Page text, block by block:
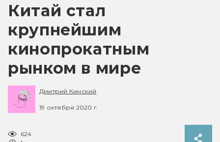
Китай стал
крупнейшим
кинопрокатным
рынком в мире
Дмитрий Кинский
19 октября 2020 г.
624